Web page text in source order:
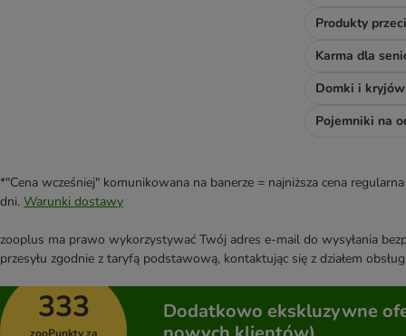
Produkty
Karma dla
Domki i
Pojemniki na
*"Cena wcześniej" komunikowana na banerze = najniższa cena
dni. Warunki dostawy
zooplus ma prawo wykorzystywać Twój adres e-mail do wysyłania
przesyłu zgodnie z taryfą podstawową, kontaktując się z działem
333
Dodatkowo ekskluzywne